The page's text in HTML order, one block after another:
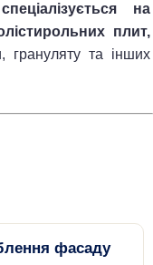
на
плит,
грануляту та інших
фасаду